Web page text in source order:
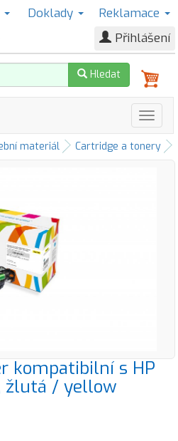
Doklady
Reklamace
Přihlášení
Hledat
materiál Cartridge a tonery
kompatibilní s HP
žlutá / yellow